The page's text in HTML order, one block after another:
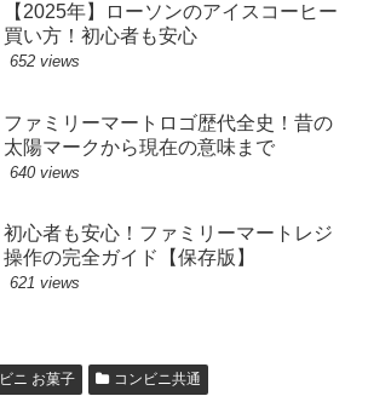
【2025年】ローソンのアイスコーヒー
買い方！初心者も安心
652 views
ファミリーマートロゴ歴代全史！昔の
太陽マークから現在の意味まで
640 views
初心者も安心！ファミリーマートレジ
操作の完全ガイド【保存版】
621 views
ニ お菓子 コンビニ共通